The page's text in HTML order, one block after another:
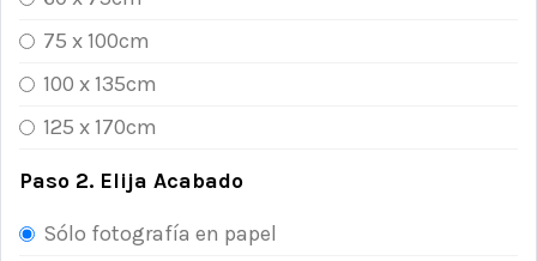
75 x 100cm
100 x 135cm
125 x 170cm
Paso 2. Elija Acabado
Sólo fotografía en papel